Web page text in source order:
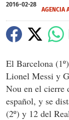
2016-02-28
AGENCIA
El Barcelona
Lionel Messi y
Nou en el cierre
español, y se
(2º) y 12 del